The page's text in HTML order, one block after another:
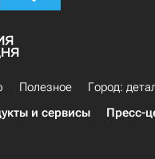
Полезное
Город:
и сервисы Пресс-